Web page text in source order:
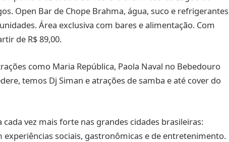
Open Bar de Chope Brahma, água, suco e refrigerantes
Área exclusiva com bares e alimentação. Com
de R$ 89,00.
como Maria República, Paola Naval no Bebedouro
temos Dj Siman e atrações de samba e até cover do
vez mais forte nas grandes cidades brasileiras:
sociais, gastronômicas e de entretenimento.